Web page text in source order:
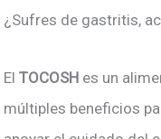
¿Sufres de gastritis,
El TOCOSHes un
múltiples beneficios